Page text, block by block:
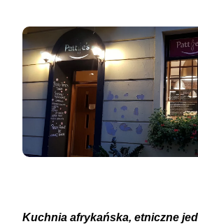
Kuchnia afrykańska, etniczne